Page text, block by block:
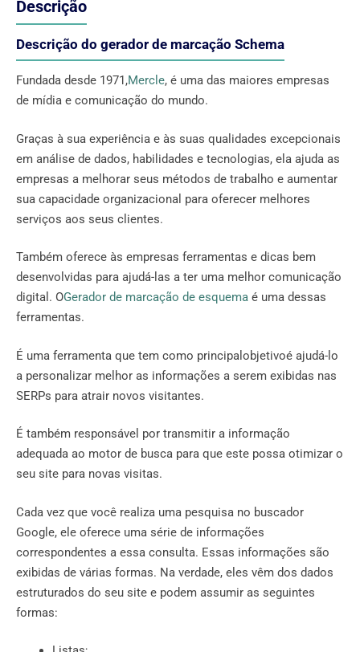
Descrição
Descrição do gerador de marcação Schema
Fundada desde 1971,Mercle, é uma das maiores empresas
de mídia e comunicação do mundo.
Graças à sua experiência e às suas qualidades excepcionais
em análise de dados, habilidades e tecnologias, ela ajuda as
empresas a melhorar seus métodos de trabalho e aumentar
sua capacidade organizacional para oferecer melhores
serviços aos seus clientes.
Também oferece às empresas ferramentas e dicas bem
desenvolvidas para ajudá-las a ter uma melhor comunicação
digital. OGerador de marcação de esquema é uma dessas
ferramentas.
É uma ferramenta que tem como principalobjetivoé ajudá-lo
a personalizar melhor as informações a serem exibidas nas
SERPs para atrair novos visitantes.
É também responsável por transmitir a informação
adequada ao motor de busca para que este possa otimizar o
seu site para novas visitas.
Cada vez que você realiza uma pesquisa no buscador
Google, ele oferece uma série de informações
correspondentes a essa consulta. Essas informações são
exibidas de várias formas. Na verdade, eles vêm dos dados
estruturados do seu site e podem assumir as seguintes
formas: